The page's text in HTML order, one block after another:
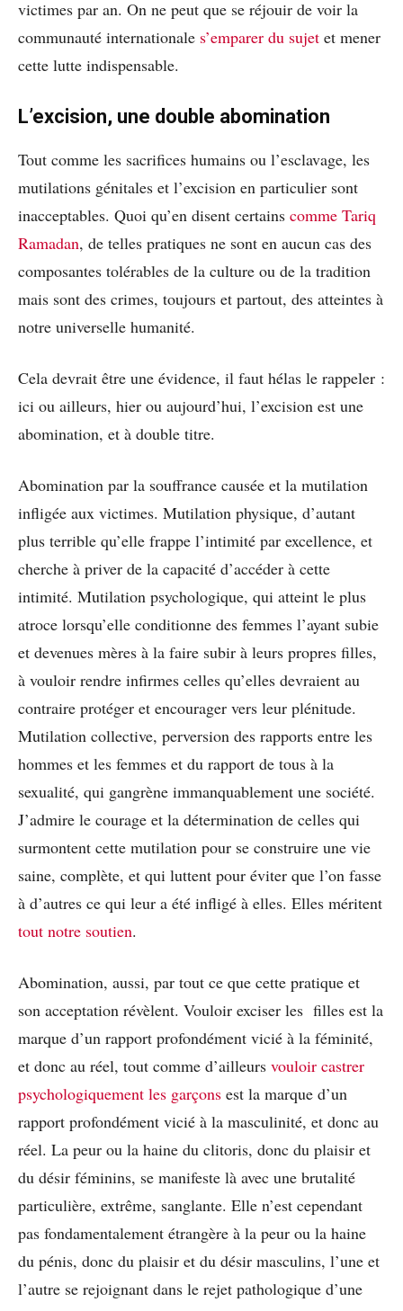
victimes par an. On ne peut que se réjouir de voir la
communauté internationale s’emparer du sujet et mener
cette lutte indispensable.
L’excision, une double abomination
Tout comme les sacrifices humains ou l’esclavage, les
mutilations génitales et l’excision en particulier sont
inacceptables. Quoi qu’en disent certains comme Tariq
Ramadan, de telles pratiques ne sont en aucun cas des
composantes tolérables de la culture ou de la tradition
mais sont des crimes, toujours et partout, des atteintes à
notre universelle humanité.
Cela devrait être une évidence, il faut hélas le rappeler :
ici ou ailleurs, hier ou aujourd’hui, l’excision est une
abomination, et à double titre.
Abomination par la souffrance causée et la mutilation
infligée aux victimes. Mutilation physique, d’autant
plus terrible qu’elle frappe l’intimité par excellence, et
cherche à priver de la capacité d’accéder à cette
intimité. Mutilation psychologique, qui atteint le plus
atroce lorsqu’elle conditionne des femmes l’ayant subie
et devenues mères à la faire subir à leurs propres filles,
à vouloir rendre infirmes celles qu’elles devraient au
contraire protéger et encourager vers leur plénitude.
Mutilation collective, perversion des rapports entre les
hommes et les femmes et du rapport de tous à la
sexualité, qui gangrène immanquablement une société.
J’admire le courage et la détermination de celles qui
surmontent cette mutilation pour se construire une vie
saine, complète, et qui luttent pour éviter que l’on fasse
à d’autres ce qui leur a été infligé à elles. Elles méritent
tout notre soutien.
Abomination, aussi, par tout ce que cette pratique et
son acceptation révèlent. Vouloir exciser les filles est la
marque d’un rapport profondément vicié à la féminité,
et donc au réel, tout comme d’ailleurs vouloir castrer
psychologiquement les garçons est la marque d’un
rapport profondément vicié à la masculinité, et donc au
réel. La peur ou la haine du clitoris, donc du plaisir et
du désir féminins, se manifeste là avec une brutalité
particulière, extrême, sanglante. Elle n’est cependant
pas fondamentalement étrangère à la peur ou la haine
du pénis, donc du plaisir et du désir masculins, l’une et
l’autre se rejoignant dans le rejet pathologique d’une